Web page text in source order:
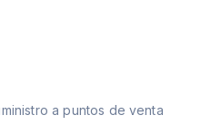
a puntos de venta